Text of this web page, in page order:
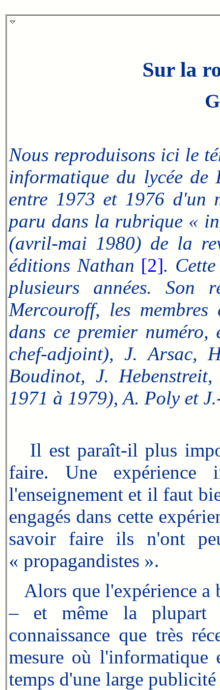
Sur la
Nous reproduisons ici le
informatique du lycée de
entre 1973 et 1976 d'un
paru dans la rubrique «
(avril-mai 1980) de la
éditions Nathan [2].
plusieurs années. Son
Mercouroff, les
dans ce premier
chef-adjoint), J. Arsac,
Boudinot, J.
1971 à 1979), A. Poly et
Il est paraît-il plus
faire. Une expérience
l'enseignement et il faut
engagés dans cette
savoir faire ils n'ont
« propagandistes ».
Alors que l'expérience a
– et même la plupart
connaissance que très
mesure où l'informatique
temps d'une large publicité